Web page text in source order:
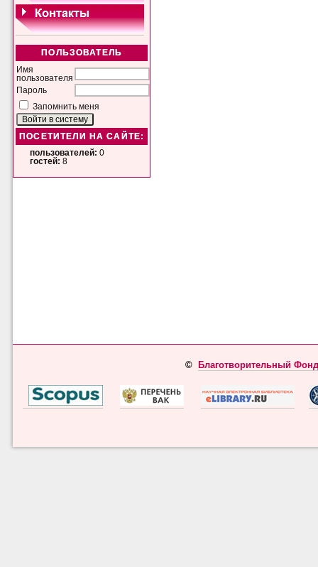
ПОЛЬЗОВАТЕЛЬ
Имя
пользователя
Пароль
Запомнить меня
ПОСЕТИТЕЛИ НА САЙТЕ:
пользователей: 0
гостей: 8
© Благотворительный